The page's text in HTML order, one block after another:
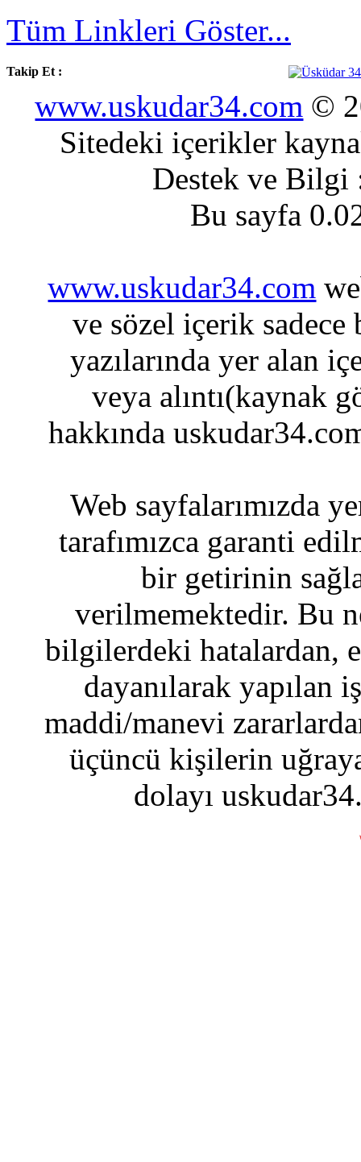
Tüm Linkleri Göster...
Takip Et :
www.uskudar34.com ©
Sitedeki içerikler
Destek ve
Bu sayfa
www.uskudar34.com
ve sözel içerik sadece
yazılarında yer alan
veya alıntı(kaynak
hakkında
Web sayfalarımızda
tarafımızca garanti
bir getirinin
verilmemektedir. Bu
bilgilerdeki hatalardan,
dayanılarak yapılan
maddi/manevi
üçüncü kişilerin
dolayı